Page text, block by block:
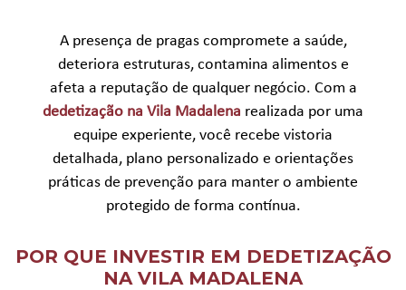
A presença de pragas compromete a saúde,
deteriora estruturas, contamina alimentos e
afeta a reputação de qualquer negócio. Com a
dedetização na Vila Madalena realizada por uma
equipe experiente, você recebe vistoria
detalhada, plano personalizado e orientações
práticas de prevenção para manter o ambiente
protegido de forma contínua.
POR QUE INVESTIR EM DEDETIZAÇÃO
NA VILA MADALENA